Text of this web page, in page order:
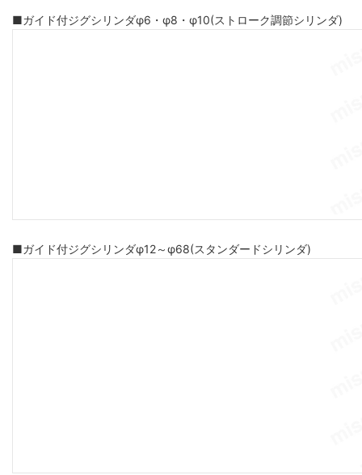
■ガイド付ジグシリンダφ6・φ8・φ10(ストローク調節シリンダ)
■ガイド付ジグシリンダφ12～φ68(スタンダードシリンダ)